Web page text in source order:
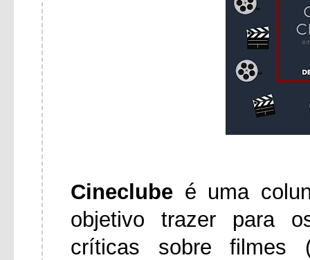
Cineclube é uma
objetivo trazer para
críticas sobre